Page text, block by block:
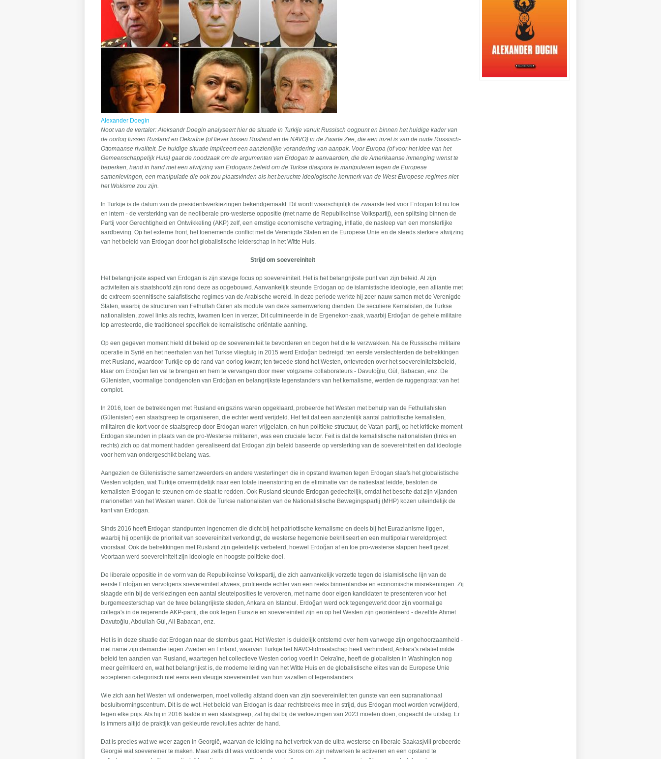
Alexander Doegin
Noot van de vertaler: Aleksandr Doegin analyseert hier de situatie in Turkije vanuit Russisch oogpunt en binnen het huidige kader van
de oorlog tussen Rusland en Oekraïne (of liever tussen Rusland en de NAVO) in de Zwarte Zee, die een inzet is van de oude Russisch-
Ottomaanse rivaliteit. De huidige situatie impliceert een aanzienlijke verandering van aanpak. Voor Europa (of voor het idee van het
Gemeenschappelijk Huis) gaat de noodzaak om de argumenten van Erdogan te aanvaarden, die de Amerikaanse inmenging wenst te
beperken, hand in hand met een afwijzing van Erdogans beleid om de Turkse diaspora te manipuleren tegen de Europese
samenlevingen, een manipulatie die ook zou plaatsvinden als het beruchte ideologische kenmerk van de West-Europese regimes niet
het Wokisme zou zijn.
In Turkije is de datum van de presidentsverkiezingen bekendgemaakt. Dit wordt waarschijnlijk de zwaarste test voor Erdogan tot nu toe
en intern - de versterking van de neoliberale pro-westerse oppositie (met name de Republikeinse Volkspartij), een splitsing binnen de
Partij voor Gerechtigheid en Ontwikkeling (AKP) zelf, een ernstige economische vertraging, inflatie, de nasleep van een monsterlijke
aardbeving. Op het externe front, het toenemende conflict met de Verenigde Staten en de Europese Unie en de steeds sterkere afwijzing
van het beleid van Erdogan door het globalistische leiderschap in het Witte Huis.
Strijd om soevereiniteit
Het belangrijkste aspect van Erdogan is zijn stevige focus op soevereiniteit. Het is het belangrijkste punt van zijn beleid. Al zijn
activiteiten als staatshoofd zijn rond deze as opgebouwd. Aanvankelijk steunde Erdogan op de islamistische ideologie, een alliantie met
de extreem soennitische salafistische regimes van de Arabische wereld. In deze periode werkte hij zeer nauw samen met de Verenigde
Staten, waarbij de structuren van Fethullah Gülen als module van deze samenwerking dienden. De seculiere Kemalisten, de Turkse
nationalisten, zowel links als rechts, kwamen toen in verzet. Dit culmineerde in de Ergenekon-zaak, waarbij Erdoğan de gehele militaire
top arresteerde, die traditioneel specifiek de kemalistische oriëntatie aanhing.
Op een gegeven moment hield dit beleid op de soevereiniteit te bevorderen en begon het die te verzwakken. Na de Russische militaire
operatie in Syrië en het neerhalen van het Turkse vliegtuig in 2015 werd Erdoğan bedreigd: ten eerste verslechterden de betrekkingen
met Rusland, waardoor Turkije op de rand van oorlog kwam; ten tweede stond het Westen, ontevreden over het soevereiniteitsbeleid,
klaar om Erdoğan ten val te brengen en hem te vervangen door meer volgzame collaborateurs - Davutoğlu, Gül, Babacan, enz. De
Gülenisten, voormalige bondgenoten van Erdoğan en belangrijkste tegenstanders van het kemalisme, werden de ruggengraat van het
complot.
In 2016, toen de betrekkingen met Rusland enigszins waren opgeklaard, probeerde het Westen met behulp van de Fethullahisten
(Gülenisten) een staatsgreep te organiseren, die echter werd verijdeld. Het feit dat een aanzienlijk aantal patriottische kemalisten,
militairen die kort voor de staatsgreep door Erdogan waren vrijgelaten, en hun politieke structuur, de Vatan-partij, op het kritieke moment
Erdogan steunden in plaats van de pro-Westerse militairen, was een cruciale factor. Feit is dat de kemalistische nationalisten (links en
rechts) zich op dat moment hadden gerealiseerd dat Erdogan zijn beleid baseerde op versterking van de soevereiniteit en dat ideologie
voor hem van ondergeschikt belang was.
Aangezien de Gülenistische samenzweerders en andere westerlingen die in opstand kwamen tegen Erdogan slaafs het globalistische
Westen volgden, wat Turkije onvermijdelijk naar een totale ineenstorting en de eliminatie van de natiestaat leidde, besloten de
kemalisten Erdogan te steunen om de staat te redden. Ook Rusland steunde Erdogan gedeeltelijk, omdat het besefte dat zijn vijanden
marionetten van het Westen waren. Ook de Turkse nationalisten van de Nationalistische Bewegingspartij (MHP) kozen uiteindelijk de
kant van Erdogan.
Sinds 2016 heeft Erdogan standpunten ingenomen die dicht bij het patriottische kemalisme en deels bij het Eurazianisme liggen,
waarbij hij openlijk de prioriteit van soevereiniteit verkondigt, de westerse hegemonie bekritiseert en een multipolair wereldproject
voorstaat. Ook de betrekkingen met Rusland zijn geleidelijk verbeterd, hoewel Erdoğan af en toe pro-westerse stappen heeft gezet.
Voortaan werd soevereiniteit zijn ideologie en hoogste politieke doel.
De liberale oppositie in de vorm van de Republikeinse Volkspartij, die zich aanvankelijk verzette tegen de islamistische lijn van de
eerste Erdoğan en vervolgens soevereiniteit afwees, profiteerde echter van een reeks binnenlandse en economische misrekeningen. Zij
slaagde erin bij de verkiezingen een aantal sleutelposities te veroveren, met name door eigen kandidaten te presenteren voor het
burgemeesterschap van de twee belangrijkste steden, Ankara en Istanbul. Erdoğan werd ook tegengewerkt door zijn voormalige
collega's in de regerende AKP-partij, die ook tegen Eurazië en soevereiniteit zijn en op het Westen zijn georiënteerd - dezelfde Ahmet
Davutoğlu, Abdullah Gül, Ali Babacan, enz.
Het is in deze situatie dat Erdogan naar de stembus gaat. Het Westen is duidelijk ontstemd over hem vanwege zijn ongehoorzaamheid -
met name zijn demarche tegen Zweden en Finland, waarvan Turkije het NAVO-lidmaatschap heeft verhinderd; Ankara's relatief milde
beleid ten aanzien van Rusland, waartegen het collectieve Westen oorlog voert in Oekraïne, heeft de globalisten in Washington nog
meer geïrriteerd en, wat het belangrijkst is, de moderne leiding van het Witte Huis en de globalistische elites van de Europese Unie
accepteren categorisch niet eens een vleugje soevereiniteit van hun vazallen of tegenstanders.
Wie zich aan het Westen wil onderwerpen, moet volledig afstand doen van zijn soevereiniteit ten gunste van een supranationaal
besluitvormingscentrum. Dit is de wet. Het beleid van Erdogan is daar rechtstreeks mee in strijd, dus Erdogan moet worden verwijderd,
tegen elke prijs. Als hij in 2016 faalde in een staatsgreep, zal hij dat bij de verkiezingen van 2023 moeten doen, ongeacht de uitslag. Er
is immers altijd de praktijk van gekleurde revoluties achter de hand.
Dat is precies wat we weer zagen in Georgië, waarvan de leiding na het vertrek van de ultra-westerse en liberale Saakasjvili probeerde
Georgië wat soevereiner te maken. Maar zelfs dit was voldoende voor Soros om zijn netwerken te activeren en een opstand te